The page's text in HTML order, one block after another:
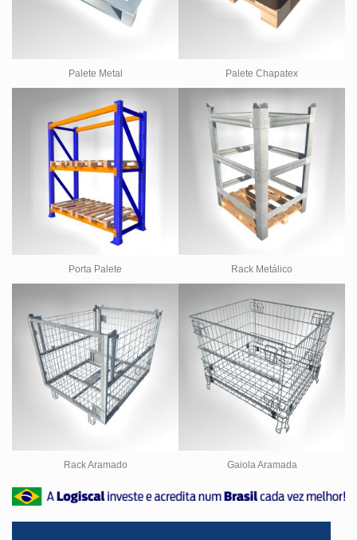
Palete Metal Palete Chapatex
Porta Palete Rack Metálico
Rack Aramado Gaiola Aramada